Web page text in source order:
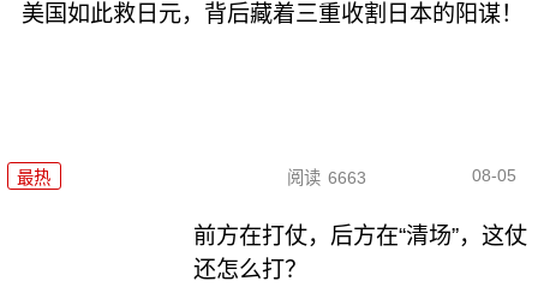
美国如此救日元，背后藏着三重收割日本的阳谋！
最热 阅读 6663 08-05
前方在打仗，后方在“清场”，这仗
还怎么打？